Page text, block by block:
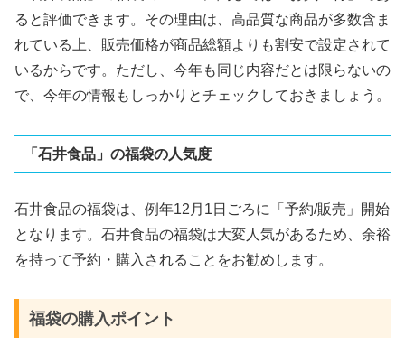
ると評価できます。その理由は、高品質な商品が多数含ま
れている上、販売価格が商品総額よりも割安で設定されて
いるからです。ただし、今年も同じ内容だとは限らないの
で、今年の情報もしっかりとチェックしておきましょう。
「石井食品」の福袋の人気度
石井食品の福袋は、例年12月1日ごろに「予約/販売」開始
となります​。石井食品の福袋は大変人気があるため、余裕
を持って予約・購入されることをお勧めします。
福袋の購入ポイント